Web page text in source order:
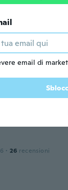
· 26 recensioni
email di